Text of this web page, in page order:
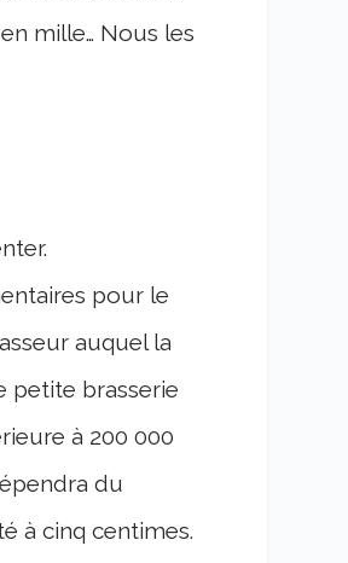
mille… Nous les
pour le
auquel la
petite brasserie
à 200 000
du
à cinq centimes.